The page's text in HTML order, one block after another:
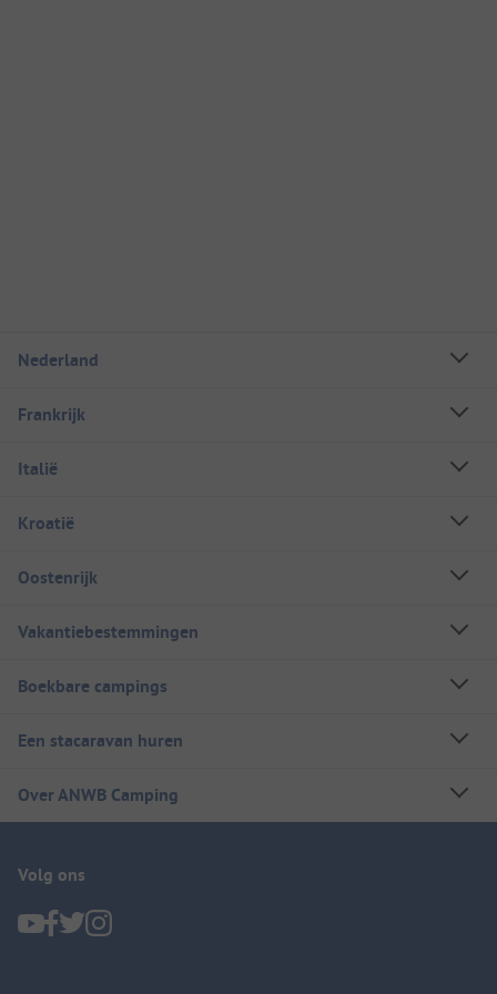
Nederland
Frankrijk
Italië
Kroatië
Oostenrijk
Vakantiebestemmingen
Boekbare campings
Een stacaravan huren
Over ANWB Camping
Volg ons